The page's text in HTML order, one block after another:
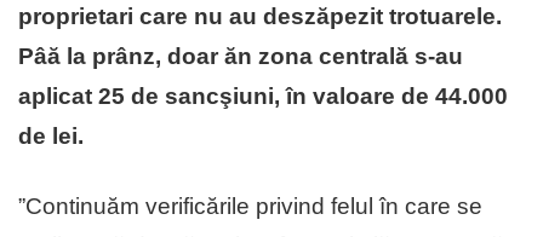
proprietari care nu au deszăpezit trotuarele.
Pâă la prânz, doar ăn zona centrală s-au
aplicat 25 de sancşiuni, în valoare de 44.000
de lei.
”Continuăm verificările privind felul în care se